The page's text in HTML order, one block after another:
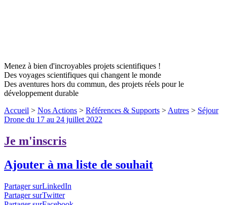
Menez à bien d'incroyables projets scientifiques !
Des voyages scientifiques qui changent le monde
Des aventures hors du commun, des projets réels pour le
développement durable
Accueil > Nos Actions > Références & Supports > Autres > Séjour
Drone du 17 au 24 juillet 2022
Je m'inscris
Ajouter à ma liste de souhait
Partager surLinkedIn
Partager surTwitter